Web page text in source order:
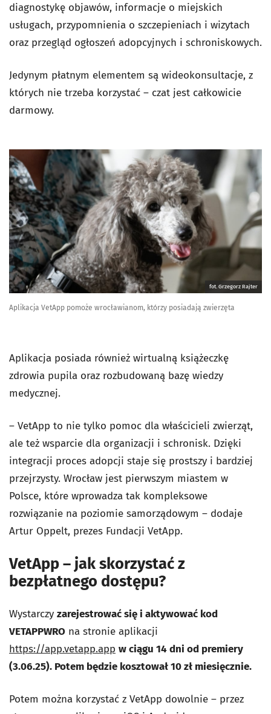
diagnostykę objawów, informacje o miejskich
usługach, przypomnienia o szczepieniach i wizytach
oraz przegląd ogłoszeń adopcyjnych i schroniskowych.
Jedynym płatnym elementem są wideokonsultacje, z
których nie trzeba korzystać – czat jest całkowicie
darmowy.
fot. Grzegorz Rajter
Aplikacja VetApp pomoże wrocławianom, którzy posiadają zwierzęta
Aplikacja posiada również wirtualną książeczkę
zdrowia pupila oraz rozbudowaną bazę wiedzy
medycznej.
– VetApp to nie tylko pomoc dla właścicieli zwierząt,
ale też wsparcie dla organizacji i schronisk. Dzięki
integracji proces adopcji staje się prostszy i bardziej
przejrzysty. Wrocław jest pierwszym miastem w
Polsce, które wprowadza tak kompleksowe
rozwiązanie na poziomie samorządowym – dodaje
Artur Oppelt, prezes Fundacji VetApp.
VetApp – jak skorzystać z
bezpłatnego dostępu?
Wystarczy zarejestrować się i aktywować kod
VETAPPWRO na stronie aplikacji
https://app.vetapp.app w ciągu 14 dni od premiery
(3.06.25). Potem będzie kosztował 10 zł miesięcznie.
Potem można korzystać z VetApp dowolnie – przez